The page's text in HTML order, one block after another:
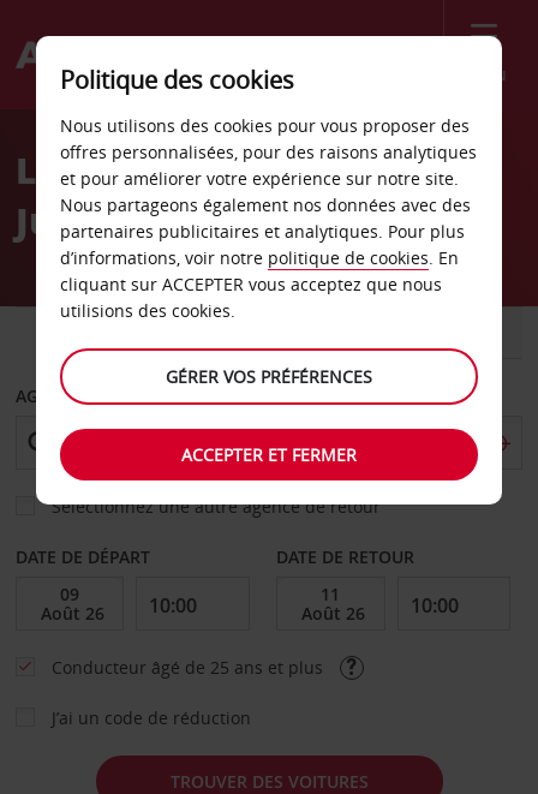
Menu
Welcome
AvisLocation de voiture Grand
Junction
AGENCE DE DÉPART
Sélectionnez une autre agence de retour
DATE DE DÉPART DATE DE RETOUR
Conducteur âgé de 25 ans et plus
J’ai un code de réduction
TROUVER DES VOITURES
Politique des cookies
Nous utilisons des cookies pour vous proposer des
offres personnalisées, pour des raisons analytiques
et pour améliorer votre expérience sur notre site.
Nous partageons également nos données avec des
partenaires publicitaires et analytiques. Pour plus
d’informations, voir notre politique de cookies. En
cliquant sur ACCEPTER vous acceptez que nous
utilisions des cookies.
GÉRER VOS PRÉFÉRENCES
ACCEPTER ET FERMER